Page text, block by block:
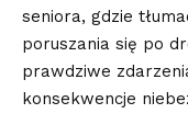
seniora, gdzie
poruszania się po
prawdziwe
konsekwencje